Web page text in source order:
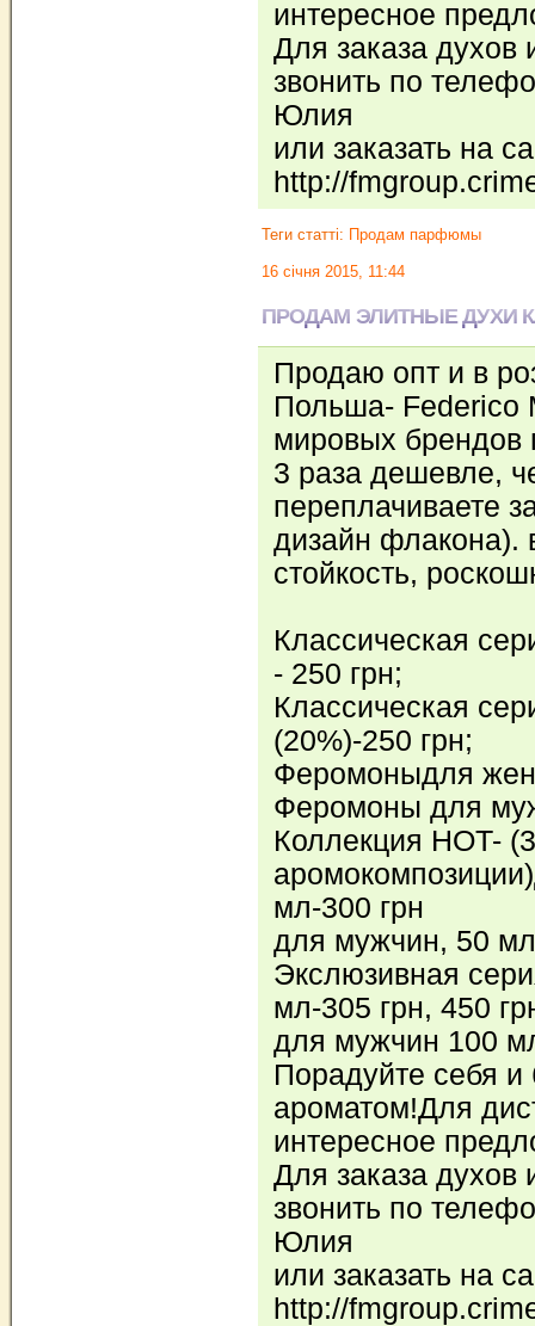
интересное
Для заказа духов
звонить по
Юлия
или заказать на
http://
Теги статті: Продам парфюмы
16 січня 2015, 11:44
ПРОДАМ ЭЛИТНЫЕ ДУХИ
Продаю опт и в
Польша- Federico
мировых брендов
3 раза дешевле,
переплачиваете
дизайн флакона).
стойкость,
Классическая
- 250 грн;
Классическая
(20%)-250 грн;
Феромоныдля
Феромоны для
Коллекция HOT-
мл-300 грн
для мужчин, 50
Экслюзивная
мл-305 грн, 450
для мужчин 100
Порадуйте себя
ароматом!Для
интересное
Для заказа духов
звонить по
Юлия
или заказать на
http://